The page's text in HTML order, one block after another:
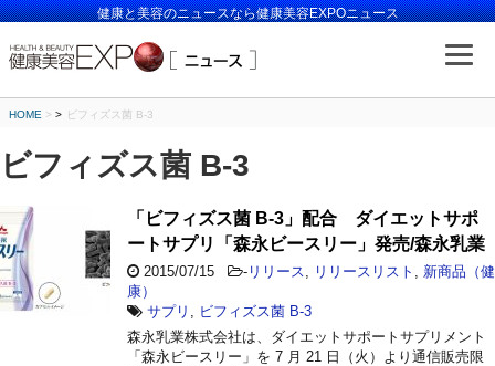
健康と美容のニュースなら健康美容EXPOニュース
HOME > ビフィズス菌 B-3
ビフィズス菌 B-3
「ビフィズス菌 B-3」配合 ダイエットサポ
ートサプリ「森永ビースリー」発売/森永乳業
2015/07/15 - リリース リリースリスト
新商品（健
康）
サプリ
ビフィズス菌 B-3
森永乳業株式会社は、ダイエットサポートサプリメント
「森永ビースリー」を 7 月 21 日（火）より通信販売限